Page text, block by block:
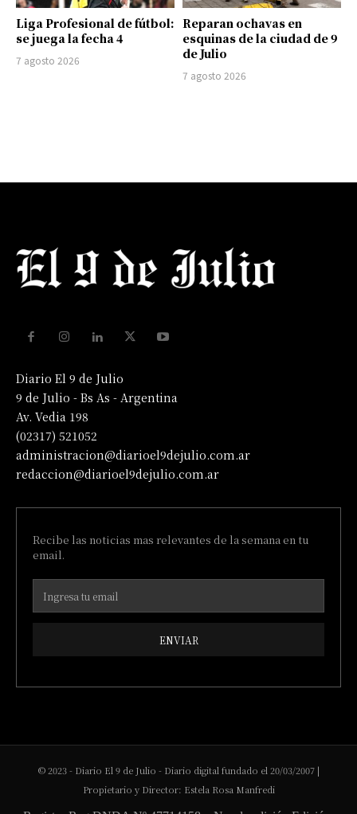
Liga Profesional de fútbol:
se juega la fecha 4
7 agosto 2026
Reparan ochavas en
esquinas de la ciudad de 9
de Julio
7 agosto 2026
Diario El 9 de Julio
9 de Julio - Bs As - Argentina
Av. Vedia 198
(02317) 521052
administracion@diarioel9dejulio.com.ar
redaccion@diarioel9dejulio.com.ar
Recibe las noticias mas relevantes de la semana en tu
email.
ENVIAR
© 2023 - Diario El 9 de Julio - Diario digital fundado el 20/03/2007 |
Propietario y Director: Estela Rosa Manfredi